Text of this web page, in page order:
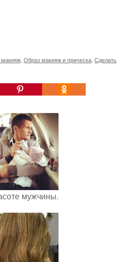
Образ макияж и прическа Сделать
мужчины.